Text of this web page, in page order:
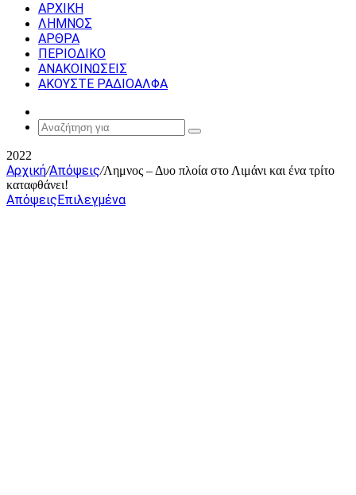
ΑΡΧΙΚΗ
ΛΗΜΝΟΣ
ΑΡΘΡΑ
ΠΕΡΙΟΔΙΚΟ
ΑΝΑΚΟΙΝΩΣΕΙΣ
ΑΚΟΥΣΤΕ ΡΑΔΙΟΑΛΦΑ
Article
Αναζήτηση
2022
Αρχική/Απόψεις/Λημνος – Δυο πλοία στο Λιμάνι και ένα τρίτο
καταφθάνει!
ΑπόψειςΕπιλεγμένα